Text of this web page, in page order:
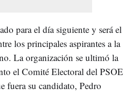
para el día siguiente y será el
los principales aspirantes a la
La organización se ultimó la
el Comité Electoral del PSOE
fuera su candidato, Pedro